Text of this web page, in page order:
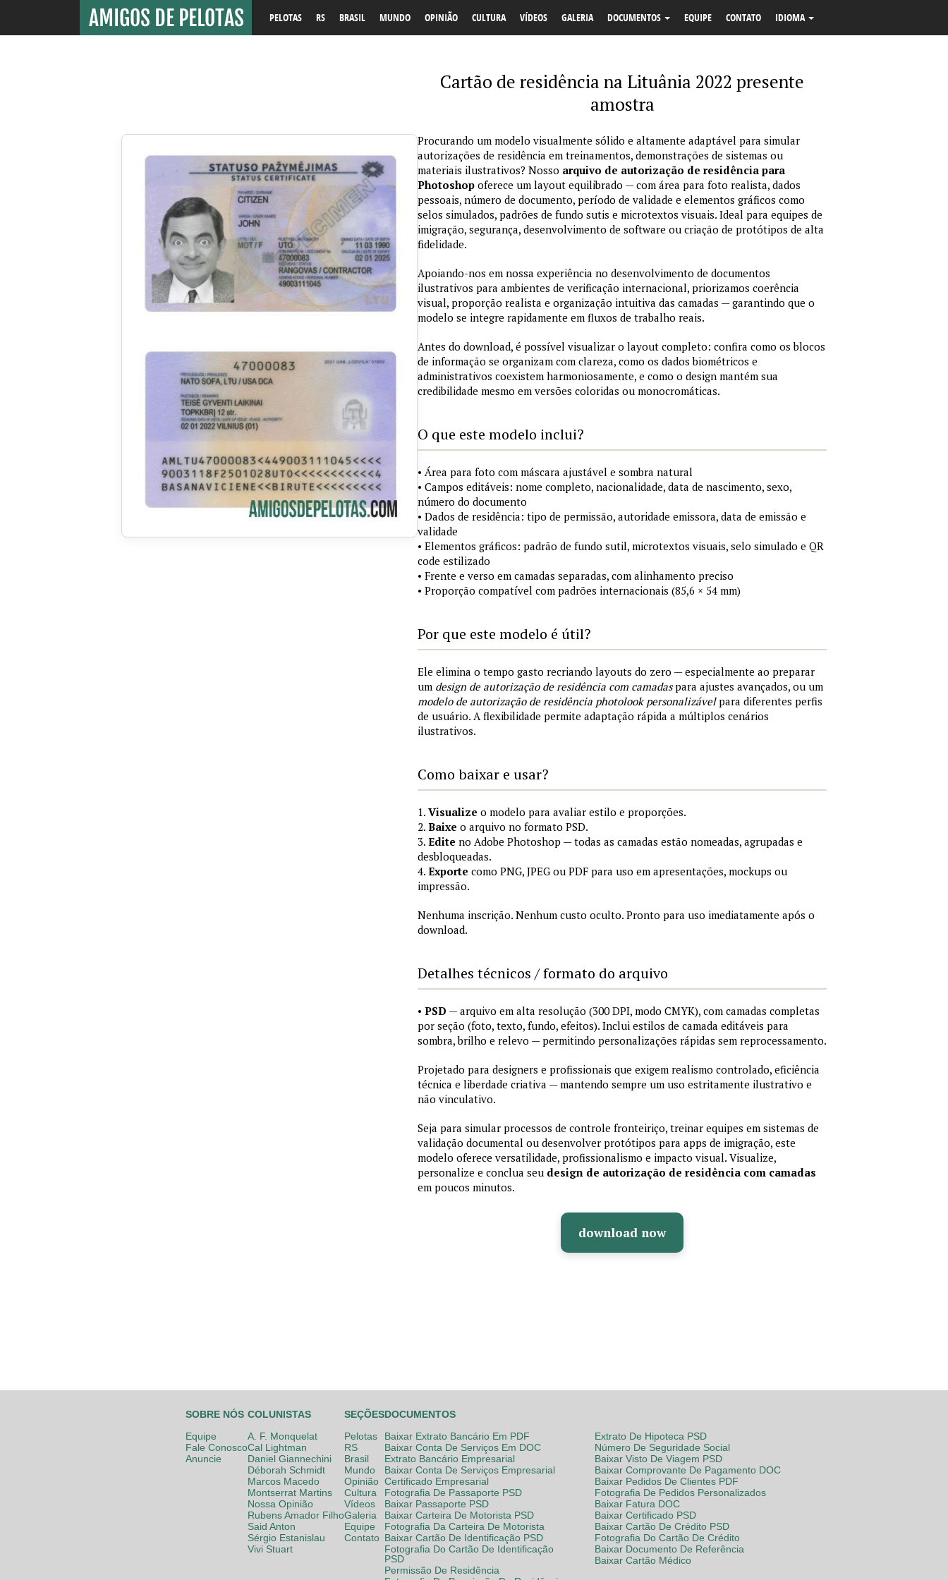
PELOTAS RS BRASIL MUNDO OPINIÃO CULTURA VÍDEOS GALERIA DOCUMENTOS EQUIPE CONTATO IDIOMA
Cartão de residência na Lituânia 2022 presente
amostra
Procurando um modelo visualmente sólido e altamente adaptável para simular
autorizações de residência em treinamentos, demonstrações de sistemas ou
materiais ilustrativos? Nosso arquivo de autorização de residência para
Photoshop oferece um layout equilibrado — com área para foto realista, dados
pessoais, número de documento, período de validade e elementos gráficos como
selos simulados, padrões de fundo sutis e microtextos visuais. Ideal para equipes de
imigração, segurança, desenvolvimento de software ou criação de protótipos de alta
fidelidade.
Apoiando-nos em nossa experiência no desenvolvimento de documentos
ilustrativos para ambientes de verificação internacional, priorizamos coerência
visual, proporção realista e organização intuitiva das camadas — garantindo que o
modelo se integre rapidamente em fluxos de trabalho reais.
Antes do download, é possível visualizar o layout completo: confira como os blocos
de informação se organizam com clareza, como os dados biométricos e
administrativos coexistem harmoniosamente, e como o design mantém sua
credibilidade mesmo em versões coloridas ou monocromáticas.
O que este modelo inclui?
• Área para foto com máscara ajustável e sombra natural
• Campos editáveis: nome completo, nacionalidade, data de nascimento, sexo,
número do documento
• Dados de residência: tipo de permissão, autoridade emissora, data de emissão e
validade
• Elementos gráficos: padrão de fundo sutil, microtextos visuais, selo simulado e QR
code estilizado
• Frente e verso em camadas separadas, com alinhamento preciso
• Proporção compatível com padrões internacionais (85,6 × 54 mm)
Por que este modelo é útil?
Ele elimina o tempo gasto recriando layouts do zero — especialmente ao preparar
um design de autorização de residência com camadaspara ajustes avançados, ou um
modelo de autorização de residência photolook personalizávelpara diferentes perfis
de usuário. A flexibilidade permite adaptação rápida a múltiplos cenários
ilustrativos.
Como baixar e usar?
1. Visualize o modelo para avaliar estilo e proporções.
2. Baixe o arquivo no formato PSD.
3. Edite no Adobe Photoshop — todas as camadas estão nomeadas, agrupadas e
desbloqueadas.
4. Exporte como PNG, JPEG ou PDF para uso em apresentações, mockups ou
impressão.
Nenhuma inscrição. Nenhum custo oculto. Pronto para uso imediatamente após o
download.
Detalhes técnicos / formato do arquivo
• PSD — arquivo em alta resolução (300 DPI, modo CMYK), com camadas completas
por seção (foto, texto, fundo, efeitos). Inclui estilos de camada editáveis para
sombra, brilho e relevo — permitindo personalizações rápidas sem reprocessamento.
Projetado para designers e profissionais que exigem realismo controlado, eficiência
técnica e liberdade criativa — mantendo sempre um uso estritamente ilustrativo e
não vinculativo.
Seja para simular processos de controle fronteiriço, treinar equipes em sistemas de
validação documental ou desenvolver protótipos para apps de imigração, este
modelo oferece versatilidade, profissionalismo e impacto visual. Visualize,
personalize e conclua seu design de autorização de residência com camadas
em poucos minutos.
download now
SOBRE NÓS
Equipe
Fale Conosco
Anuncie
COLUNISTAS
A. F. Monquelat
Cal Lightman
Daniel Giannechini
Déborah Schmidt
Marcos Macedo
Montserrat Martins
Nossa Opinião
Rubens Amador Filho
Said Anton
Sérgio Estanislau
Vivi Stuart
SEÇÕES
Pelotas
RS
Brasil
Mundo
Opinião
Cultura
Vídeos
Galeria
Equipe
Contato
DOCUMENTOS
Baixar Extrato Bancário Em PDF
Baixar Conta De Serviços Em DOC
Extrato Bancário Empresarial
Baixar Conta De Serviços Empresarial
Certificado Empresarial
Fotografia De Passaporte PSD
Baixar Passaporte PSD
Baixar Carteira De Motorista PSD
Fotografia Da Carteira De Motorista
Baixar Cartão De Identificação PSD
Fotografia Do Cartão De Identificação
PSD
Permissão De Residência
Extrato De Hipoteca PSD
Número De Seguridade Social
Baixar Visto De Viagem PSD
Baixar Comprovante De Pagamento DOC
Baixar Pedidos De Clientes PDF
Fotografia De Pedidos Personalizados
Baixar Fatura DOC
Baixar Certificado PSD
Baixar Cartão De Crédito PSD
Fotografia Do Cartão De Crédito
Baixar Documento De Referência
Baixar Cartão Médico